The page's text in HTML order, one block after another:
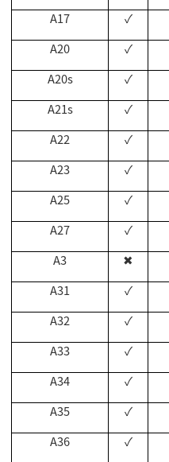
A17
✓
A20
✓
A20s
✓
A21s
✓
A22
✓
A23
✓
A25
✓
A27
✓
A3
✖
A31
✓
A32
✓
A33
✓
A34
✓
A35
✓
A36
✓